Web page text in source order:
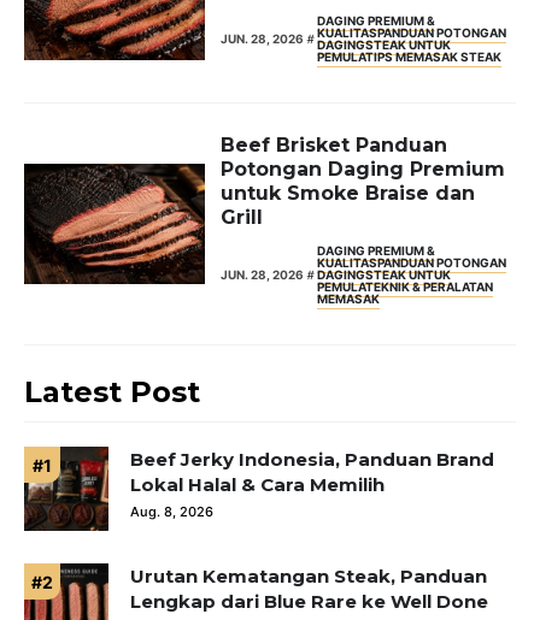
JUN. 28, 2026
DAGING PREMIUM &
KUALITASPANDUAN POTONGAN
DAGINGSTEAK UNTUK
PEMULATIPS MEMASAK STEAK
Beef Brisket Panduan
Potongan Daging Premium
untuk Smoke Braise dan
Grill
JUN. 28, 2026
DAGING PREMIUM &
KUALITASPANDUAN POTONGAN
DAGINGSTEAK UNTUK
PEMULATEKNIK & PERALATAN
MEMASAK
Latest Post
Beef Jerky Indonesia, Panduan Brand
Lokal Halal & Cara Memilih
Aug. 8, 2026
Urutan Kematangan Steak, Panduan
Lengkap dari Blue Rare ke Well Done